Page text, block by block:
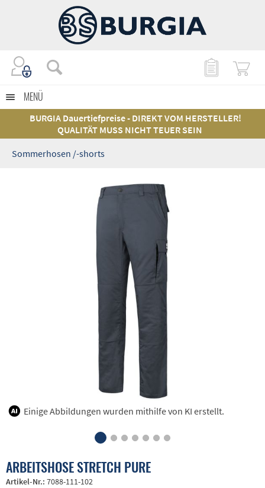
MENÜ
BURGIA Dauertiefpreise - DIREKT VOM HERSTELLER!
QUALITÄT MUSS NICHT TEUER SEIN
Sommerhosen /-shorts
Einige Abbildungen wurden mithilfe von KI erstellt.
ARBEITSHOSE STRETCH PURE
Artikel-Nr.: 7088-111-102